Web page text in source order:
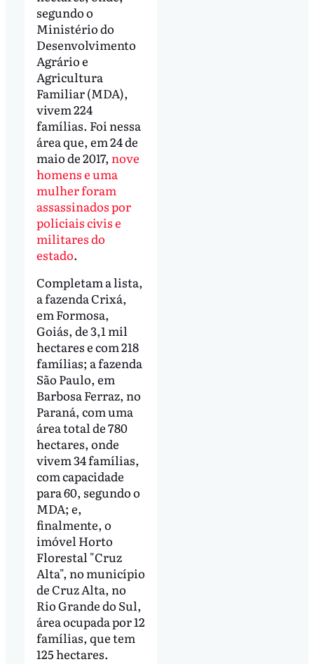
segundo o
Ministério do
Desenvolvimento
Agrário e
Agricultura
Familiar (MDA),
vivem 224
famílias. Foi nessa
área que, em 24 de
maio de 2017, nove
homens e uma
mulher foram
assassinados por
policiais civis e
militares do
estado.
Completam a lista,
a fazenda Crixá,
em Formosa,
Goiás, de 3,1 mil
hectares e com 218
famílias; a fazenda
São Paulo, em
Barbosa Ferraz, no
Paraná, com uma
área total de 780
hectares, onde
vivem 34 famílias,
com capacidade
para 60, segundo o
MDA; e,
finalmente, o
imóvel Horto
Florestal "Cruz
Alta", no município
de Cruz Alta, no
Rio Grande do Sul,
área ocupada por 12
famílias, que tem
125 hectares.